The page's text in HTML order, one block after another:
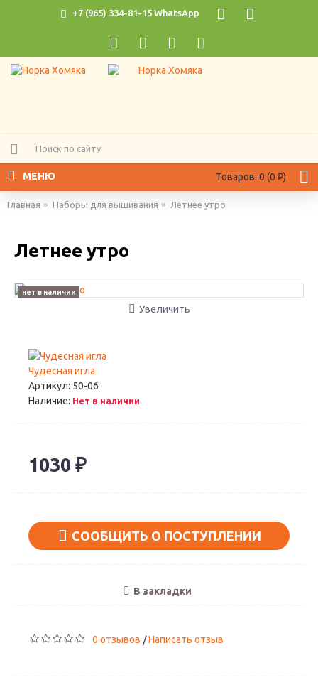
+7 (965) 334-81-15 WhatsApp
Товаров: 0 (0 ₽)
МЕНЮ
Главная Наборы для вышивания Летнее утро
Летнее утро
нет в наличии
Увеличить
Чудесная игла
Артикул: 50-06
Наличие: Нет в наличии
1030 ₽
СООБЩИТЬ О ПОСТУПЛЕНИИ
В закладки
0 отзывов /Написать отзыв